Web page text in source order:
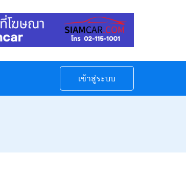
เข้าสู่ระบบ